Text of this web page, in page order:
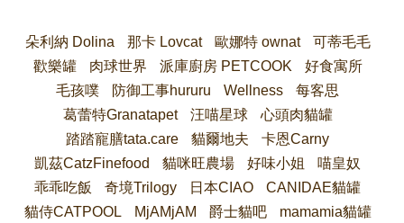
朵利納 Dolina 那卡 Lovcat 歐娜特 ownat
可蒂毛毛
歡樂罐
肉球世界 派庫廚房 PETCOOK
好食寓所
毛孩噗
防御工事hururu Wellness
每客思
葛蕾特Granatapet
汪喵星球
心頭肉貓罐
踏踏寵膳tata.care
貓爾地夫
卡恩Carny
凱茲CatzFinefood
貓咪旺農場 好味小姐
喵皇奴
乖乖吃飯
奇境Trilogy 日本CIAO
CANIDAE貓罐
貓侍CATPOOL
MjAMjAM 爵士貓吧 mamamia貓罐